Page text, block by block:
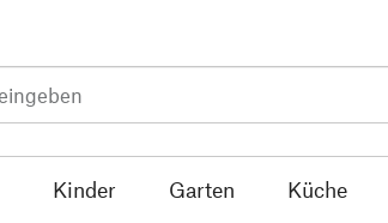
Kinder Garten Küche